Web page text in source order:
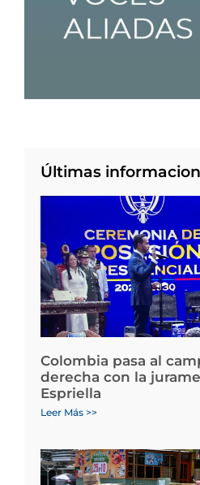
Últimas
Colombia pasa al
derecha con la
Espriella
Leer Más >>